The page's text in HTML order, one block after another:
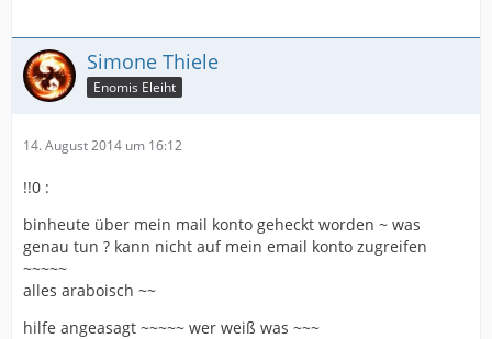
Simone Thiele
Enomis Eleiht
14. August 2014 um 16:12
!!0 :
binheute über mein mail konto geheckt worden ~ was
genau tun ? kann nicht auf mein email konto zugreifen
~~~~~
alles araboisch ~~
hilfe angeasagt ~~~~~ wer weiß was ~~~